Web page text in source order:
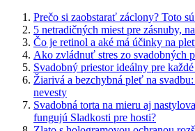
Prečo si zaobstarať záclony? Toto
5 netradičných miest pre zásnuby,
Čo je retinol a aké má účinky na
Ako zvládnuť stres zo svadobných
Svadobný priestor ideálny pre
Žiarivá a bezchybná pleť na
nevesty
Svadobná torta na mieru aj
fungujú Sladkosti pre hosti?